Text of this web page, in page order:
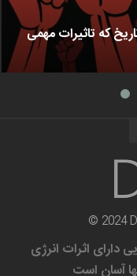
که تاثیرات مهمی
© 2024
دارای اثرات انرژی
آسان است